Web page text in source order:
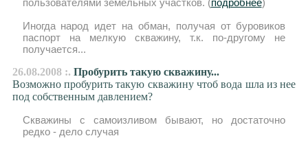
пользователями земельных участков. (подробнее)
Иногда народ идет на обман, получая от буровиков
паспорт на мелкую скважину, т.к. по-другому не
получается...
26.08.2008 :. Пробурить такую скважину...
Возможно пробурить такую скважину чтоб вода шла из нее
под собственным давлением?
Скважины с самоизливом бывают, но достаточно
редко - дело случая